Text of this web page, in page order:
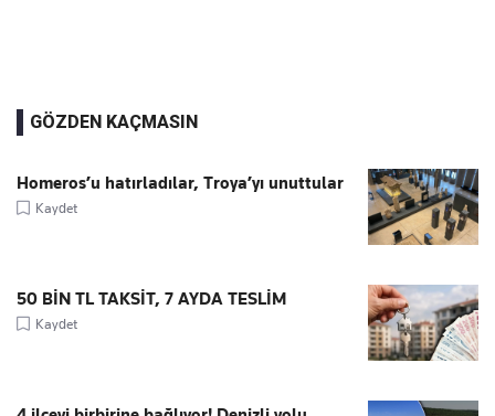
GÖZDEN KAÇMASIN
Homeros’u hatırladılar, Troya’yı unuttular
Kaydet
50 BİN TL TAKSİT, 7 AYDA TESLİM
Kaydet